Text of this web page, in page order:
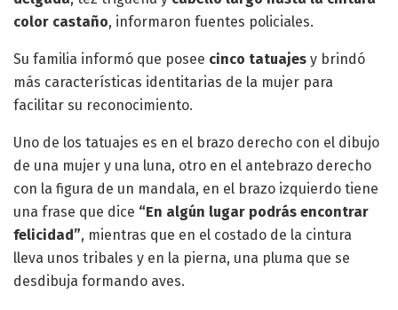
color castaño, informaron fuentes policiales.
Su familia informó que posee cinco tatuajes y brindó
más características identitarias de la mujer para
facilitar su reconocimiento.
Uno de los tatuajes es en el brazo derecho con el dibujo
de una mujer y una luna, otro en el antebrazo derecho
con la figura de un mandala, en el brazo izquierdo tiene
una frase que dice “En algún lugar podrás encontrar
felicidad”, mientras que en el costado de la cintura
lleva unos tribales y en la pierna, una pluma que se
desdibuja formando aves.